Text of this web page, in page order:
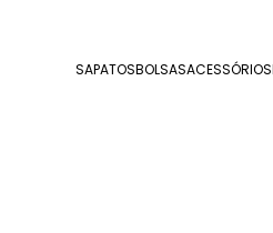
SAPATOSBOLSASACESSÓRIOS